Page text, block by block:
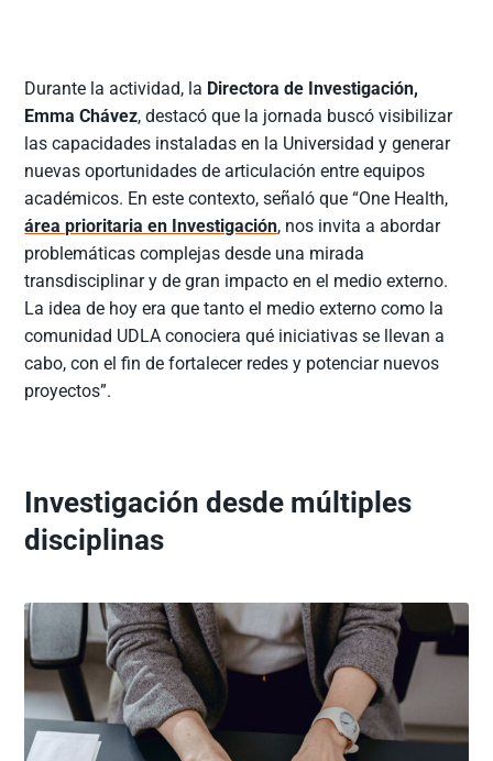
Durante la actividad, la Directora de Investigación,
Emma Chávez, destacó que la jornada buscó visibilizar
las capacidades instaladas en la Universidad y generar
nuevas oportunidades de articulación entre equipos
académicos. En este contexto, señaló que “One Health,
área prioritaria en Investigación, nos invita a abordar
problemáticas complejas desde una mirada
transdisciplinar y de gran impacto en el medio externo.
La idea de hoy era que tanto el medio externo como la
comunidad UDLA conociera qué iniciativas se llevan a
cabo, con el fin de fortalecer redes y potenciar nuevos
proyectos”.
Investigación desde múltiples
disciplinas